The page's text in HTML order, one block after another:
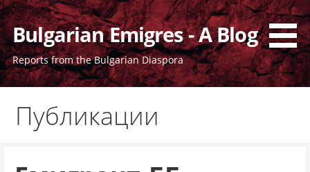
Skip
to
content
Bulgarian Emigres - A Blog
Reports from the Bulgarian Diaspora
Публикации